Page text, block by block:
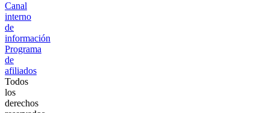
Canal
interno
de
información
Programa
de
afiliados
Todos
los
derechos